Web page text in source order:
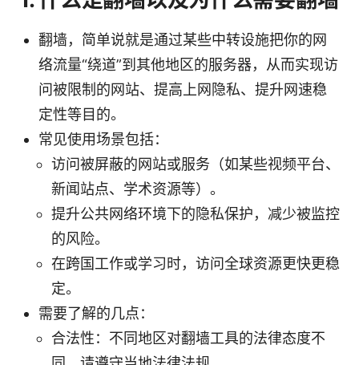
翻墙，简单说就是通过某些中转设施把你的网
络流量“绕道”到其他地区的服务器，从而实现访
问被限制的网站、提高上网隐私、提升网速稳
定性等目的。
常见使用场景包括：
访问被屏蔽的网站或服务（如某些视频平台、
新闻站点、学术资源等）。
提升公共网络环境下的隐私保护，减少被监控
的风险。
在跨国工作或学习时，访问全球资源更快更稳
定。
需要了解的几点：
合法性：不同地区对翻墙工具的法律态度不